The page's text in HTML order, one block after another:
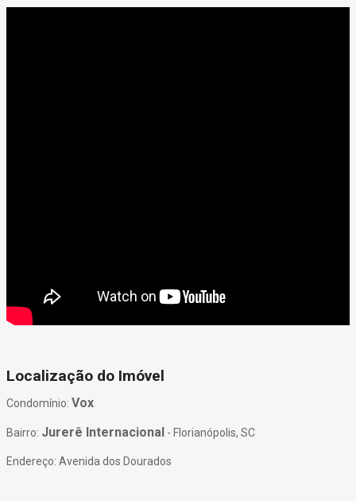
Localização do Imóvel
Condomínio: Vox
Bairro: Jurerê Internacional - Florianópolis, SC
Endereço: Avenida dos Dourados